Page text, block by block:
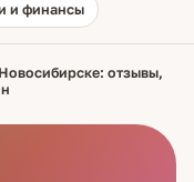
и финансы
отзывы,